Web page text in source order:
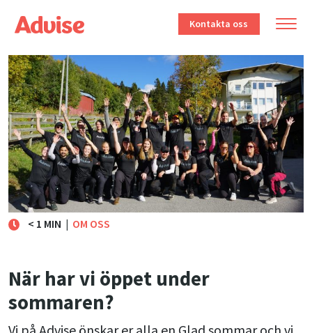
Kontakta oss
< 1 MIN | OM OSS
När har vi öppet under
sommaren?